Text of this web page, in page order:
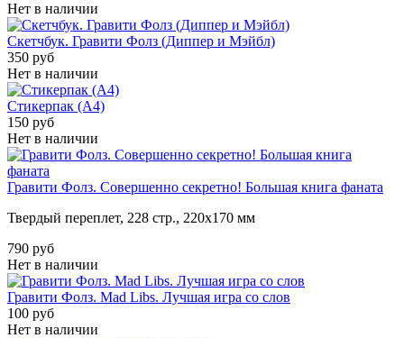
Нет в наличии
Скетчбук. Гравити Фолз (Диппер и Мэйбл)
350 руб
Нет в наличии
Стикерпак (A4)
150 руб
Нет в наличии
Гравити Фолз. Совершенно секретно! Большая книга фаната
Твердый переплет, 228 стр., 220х170 мм
790 руб
Нет в наличии
Гравити Фолз. Mad Libs. Лучшая игра со слов
100 руб
Нет в наличии